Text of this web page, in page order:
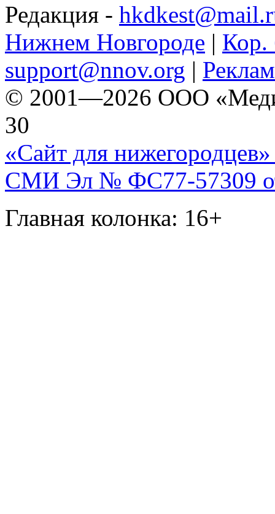
Редакция -
Нижнем Новгороде | Кор.
support@nnov.org |
© 2001—2026 ООО
30
«Сайт для нижегородцев»
СМИ Эл № ФС77-57309
Главная колонка: 16+